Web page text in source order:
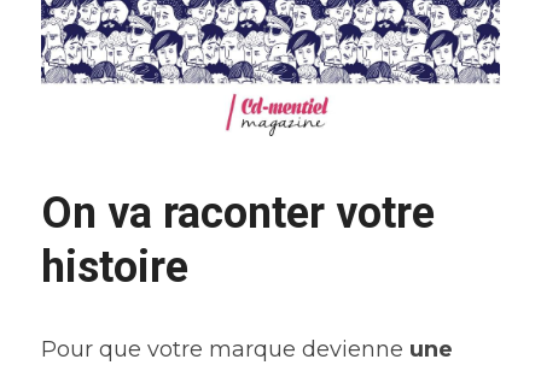
On va raconter votre
histoire
Pour que votre marque devienne une